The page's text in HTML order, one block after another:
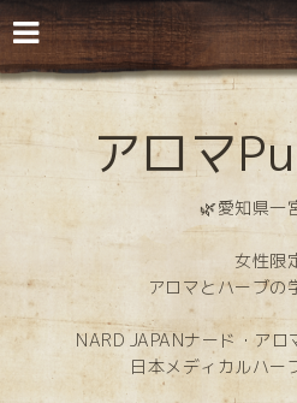
アロマ
🌿愛知県一
女性限
アロマとハーブの
NARD JAPANナード・ア
日本メディカルハー